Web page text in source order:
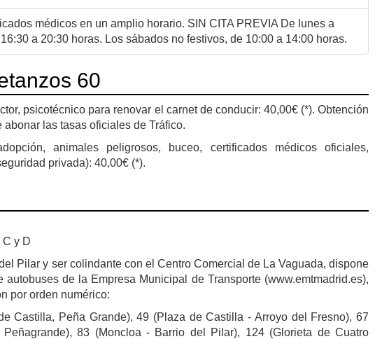
médicos en un amplio horario. SIN CITA PREVIA De lunes a
a 20:30 horas. Los sábados no festivos, de 10:00 a 14:00 horas.
60
psicotécnico para renovar el carnet de conducir: 40,00€ (*). Obtención
las tasas oficiales de Tráfico.
animales peligrosos, buceo, certificados médicos oficiales,
privada): 40,00€ (*).
y D
Pilar y ser colindante con el Centro Comercial de La Vaguada, dispone
de la Empresa Municipal de Transporte (www.emtmadrid.es),
por orden numérico:
Castilla, Peña Grande), 49 (Plaza de Castilla - Arroyo del Fresno), 67
83 (Moncloa - Barrio del Pilar), 124 (Glorieta de Cuatro